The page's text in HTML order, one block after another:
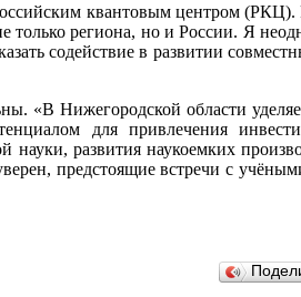
квантовым центром (РКЦ).
только региона, но и России. Я
содействие в развитии
«В Нижегородской области
для привлечения
развития наукоемких
предстоящие встречи с